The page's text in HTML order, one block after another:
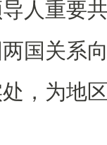
人重要
国关系
，为地